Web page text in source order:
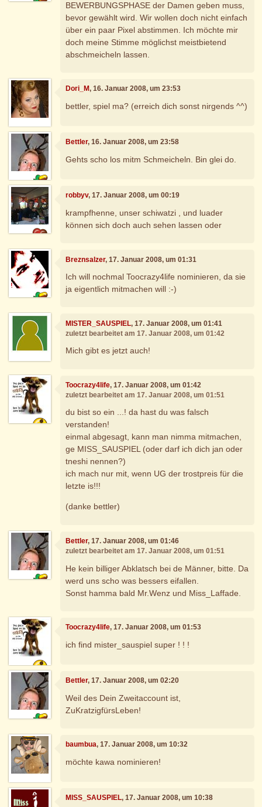
BEWERBUNGSPHASE der Damen geben muss,
bevor gewählt wird. Wir wollen doch nicht einfach
über ein paar Pixel abstimmen. Ich möchte mir
doch meine Stimme möglichst meistbietend
abschmeicheln lassen.
Dori_M, 16. Januar 2008, um 23:53
bettler, spiel ma? (erreich dich sonst nirgends ^^)
Bettler, 16. Januar 2008, um 23:58
Gehts scho los mitm Schmeicheln. Bin glei do.
robbyv, 17. Januar 2008, um 00:19
krampfhenne, unser schiwatzi , und luader
können sich doch auch sehen lassen oder
Breznsalzer, 17. Januar 2008, um 01:31
Ich will nochmal Toocrazy4life nominieren, da sie
ja eigentlich mitmachen will :-)
MISTER_SAUSPIEL, 17. Januar 2008, um 01:41
zuletzt bearbeitet am 17. Januar 2008, um 01:42
Mich gibt es jetzt auch!
Toocrazy4life, 17. Januar 2008, um 01:42
zuletzt bearbeitet am 17. Januar 2008, um 01:51
du bist so ein ...! da hast du was falsch
verstanden!
einmal abgesagt, kann man nimma mitmachen,
ge MISS_SAUSPIEL (oder darf ich dich jan oder
tneshi nennen?)
ich mach nur mit, wenn UG der trostpreis für die
letzte is!!!
(danke bettler)
Bettler, 17. Januar 2008, um 01:46
zuletzt bearbeitet am 17. Januar 2008, um 01:51
He kein billiger Abklatsch bei de Männer, bitte. Da
werd uns scho was bessers eifallen.
Sonst hamma bald Mr.Wenz und Miss_Laffade.
Toocrazy4life, 17. Januar 2008, um 01:53
ich find mister_sauspiel super ! ! !
Bettler, 17. Januar 2008, um 02:20
Weil des Dein Zweitaccount ist,
ZuKratzigfürsLeben!
baumbua, 17. Januar 2008, um 10:32
möchte kawa nominieren!
MISS_SAUSPIEL, 17. Januar 2008, um 10:38